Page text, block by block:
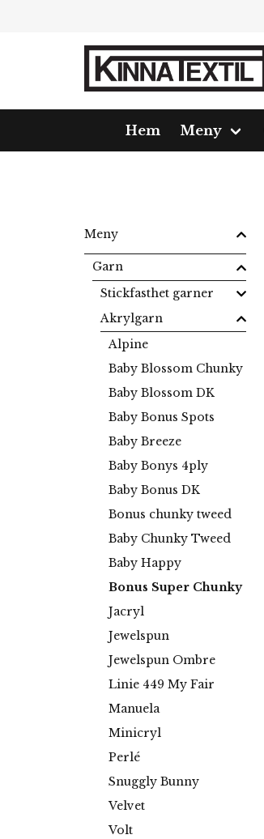
Hem Meny
Meny Garn Akrylgarn
Meny
Garn
Stickfasthet garner
Akrylgarn
Alpine
Baby Blossom Chunky
Baby Blossom DK
Baby Bonus Spots
Baby Breeze
Baby Bonys 4ply
Baby Bonus DK
Bonus chunky tweed
Baby Chunky Tweed
Baby Happy
Bonus Super Chunky
Jacryl
Jewelspun
Jewelspun Ombre
Linie 449 My Fair
Manuela
Minicryl
Perlé
Snuggly Bunny
Velvet
Volt